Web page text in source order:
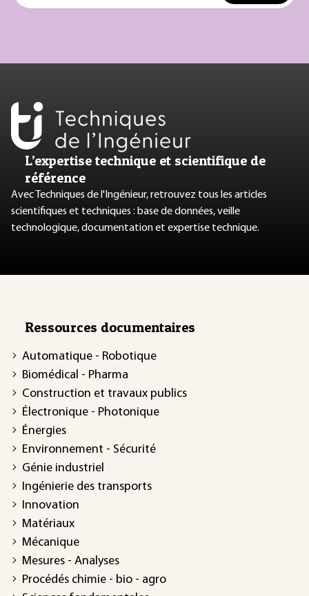
L’expertise technique et scientifique de
référence
Avec Techniques de l'Ingénieur, retrouvez tous les articles
scientifiques et techniques : base de données, veille
technologique, documentation et expertise technique.
Ressources documentaires
Automatique - Robotique
Biomédical - Pharma
Construction et travaux publics
Électronique - Photonique
Énergies
Environnement - Sécurité
Génie industriel
Ingénierie des transports
Innovation
Matériaux
Mécanique
Mesures - Analyses
Procédés chimie - bio - agro